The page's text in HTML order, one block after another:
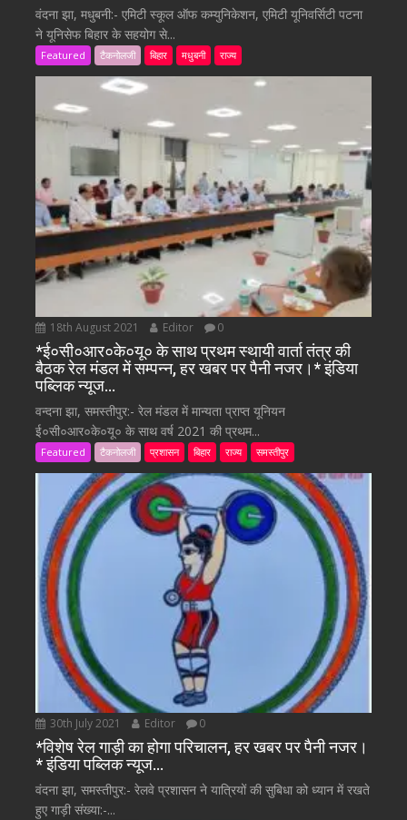
वंदना झा, मधुबनी:- एमिटी स्कूल ऑफ कम्युनिकेशन, एमिटी यूनिवर्सिटी पटना
ने यूनिसेफ बिहार के सहयोग से...
Featured टैकनोलजी बिहार मधुबनी राज्य
18th August 2021 Editor 0
*ई०सी०आर०के०यू० के साथ प्रथम स्थायी वार्ता तंत्र की
बैठक रेल मंडल में सम्पन्न, हर खबर पर पैनी नजर।* इंडिया
पब्लिक न्यूज…
वन्दना झा, समस्तीपुर:- रेल मंडल में मान्यता प्राप्त यूनियन
ई०सी०आर०के०यू० के साथ वर्ष 2021 की प्रथम...
Featured टैकनोलजी प्रशासन बिहार राज्य समस्तीपुर
30th July 2021 Editor 0
*विशेष रेल गाड़ी का होगा परिचालन, हर खबर पर पैनी नजर।
* इंडिया पब्लिक न्यूज…
वंदना झा, समस्तीपुर:- रेलवे प्रशासन ने यात्रियों की सुबिधा को ध्यान में रखते
हुए गाड़ी संख्या:-...